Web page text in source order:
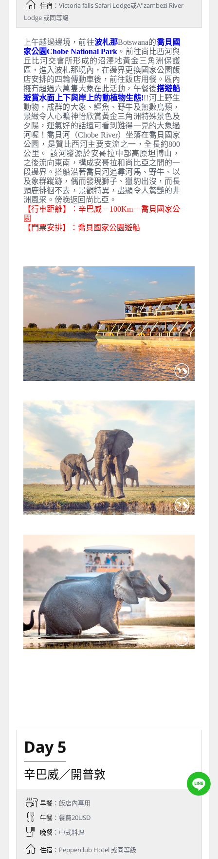
住宿：Victoria falls Safari Lodge或A''zambezi River
Lodge 或同等級
上午越過邊境，前往波札那Botswana的喬貝國
家公園Chobe National Park 。前往尚比西河與
丘比河交會所形成的沼澤地黃金三角洲保護
區，進入波札那境內，在邊界更換國家公園飯
店安排的四輪傳動車後，前往飯店用餐。區內
擁有超過六萬隻大象在此活動，午餐後搭遊船
遊賞水面上下與岸上的動植物生態!!!河上野生
動物，成群的大象、鱷魚、野牛及無數鳥類，
景緻令人心曠神怡欣賞黃金三角洲特殊景色及
夕陽，運氣好的話還可看到難得一見的大象過
河喔！喬貝河（Chobe River）坐落在喬貝國家
公園，是贊比西河主要支流之一，全長約800
公里。 該河發源於安哥拉中部高原坦博山，
之後流向東南，構成安哥拉和尚比亞之間的一
段邊界。搭船沿著喬貝河追尋河馬、野牛、以
及象群蹤跡，偶而發現獅子、獵豹出沒，而長
頸鹿徘徊不去，景觀特異，盡顯令人驚艷的非
洲風采。傍晚返回尚比亞。
【行車距離】：辛巴威－100Km－喬貝國家公
園
【門票安排】：喬貝國家公園遊船
Day 5
辛巴威／開普敦
早餐：飯店內享用
午餐：餐費20USD
晚餐：中式料理
住宿：Pepperclub Hotel 或同等級